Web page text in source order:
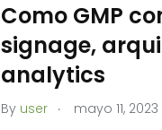
Como GMP
signage,
analytics
By user . mayo 11, 2023